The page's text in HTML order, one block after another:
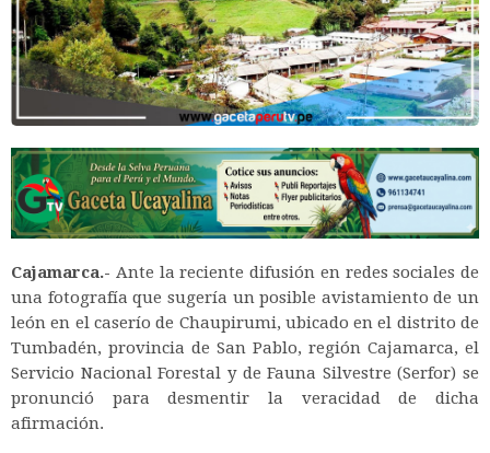
Cajamarca.- Ante la reciente difusión en redes sociales de
una fotografía que sugería un posible avistamiento de un
león en el caserío de Chaupirumi, ubicado en el distrito de
Tumbadén, provincia de San Pablo, región Cajamarca, el
Servicio Nacional Forestal y de Fauna Silvestre (Serfor) se
pronunció para desmentir la veracidad de dicha
afirmación.